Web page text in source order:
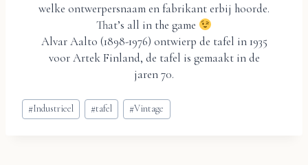
welke ontwerpersnaam en fabrikant erbij hoorde.
That’s all in the game
Alvar Aalto (1898-1976) ontwierp de tafel in 1935
voor Artek Finland, de tafel is gemaakt in de
jaren 70.
Bericht
tags:
#Industrieel #tafel #Vintage